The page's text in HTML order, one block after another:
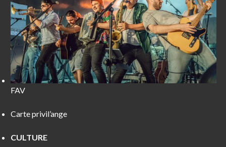
FAV
Carte privil’ange
CULTURE